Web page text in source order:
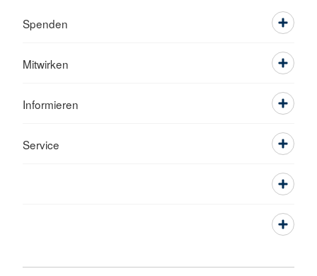
Spenden
Mitwirken
Informieren
Service